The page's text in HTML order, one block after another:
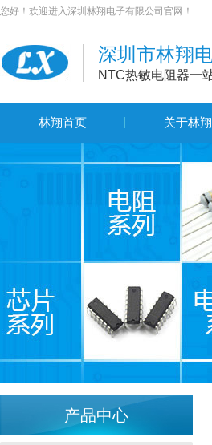
您好！欢迎进入深圳林翔电子有限公司官网！
深圳市林翔
NTC热敏电阻器一
林翔首页 关于林翔
产品中心